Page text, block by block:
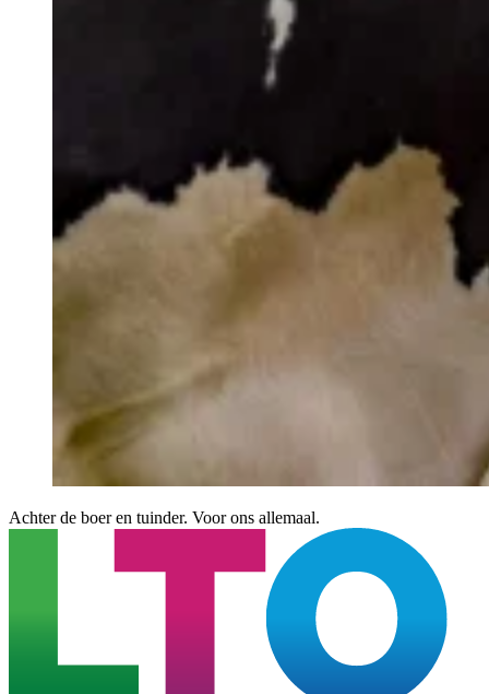
Achter de boer en tuinder. Voor ons allemaal.